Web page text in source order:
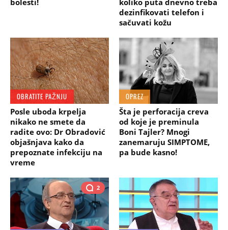
bolesti!
koliko puta dnevno treba
dezinfikovati telefon i
sačuvati kožu
OBRATITE PAŽNJU
Posle uboda krpelja
nikako ne smete da
radite ovo: Dr Obradović
objašnjava kako da
prepoznate infekciju na
vreme
OPREZ
Šta je perforacija creva
od koje je preminula
Boni Tajler? Mnogi
zanemaruju SIMPTOME,
pa bude kasno!
2